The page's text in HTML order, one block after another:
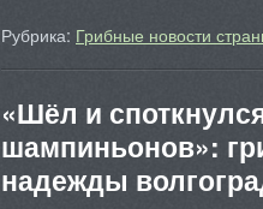
Рубрика: Грибные новости
«Шёл и
шампиньонов»:
надежды